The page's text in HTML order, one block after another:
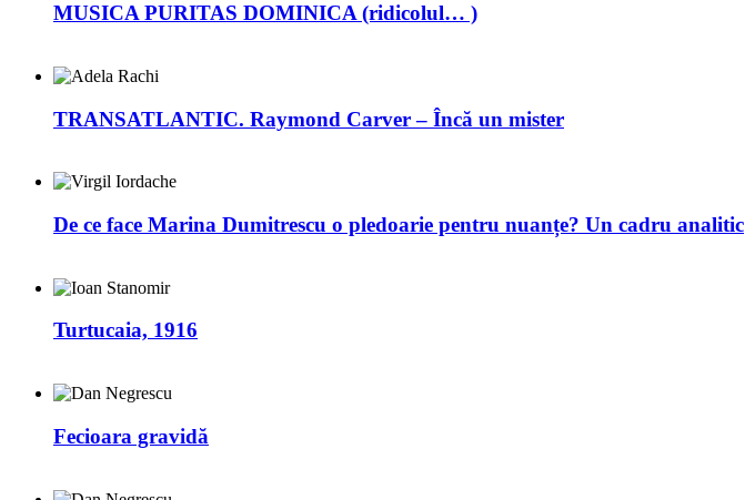
MUSICA PURITAS DOMINICA (ridicolul… )
TRANSATLANTIC. Raymond Carver – Încă un mister
De ce face Marina Dumitrescu o pledoarie pentru nuanțe? Un cadru analitic
Turtucaia, 1916
Fecioara gravidă